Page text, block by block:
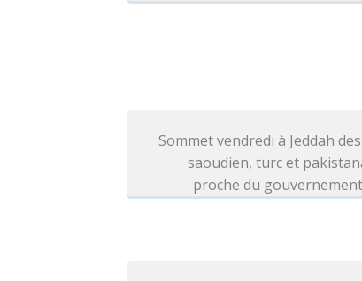
Sommet vendredi à Jeddah
saoudien, turc et
proche du